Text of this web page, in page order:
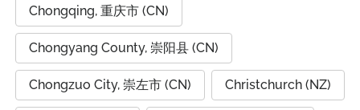
Chongqing, 重庆市 (CN)
Chongyang County, 崇阳县 (CN)
Chongzuo City, 崇左市 (CN) Christchurch (NZ)